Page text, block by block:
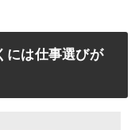
には仕事選びが